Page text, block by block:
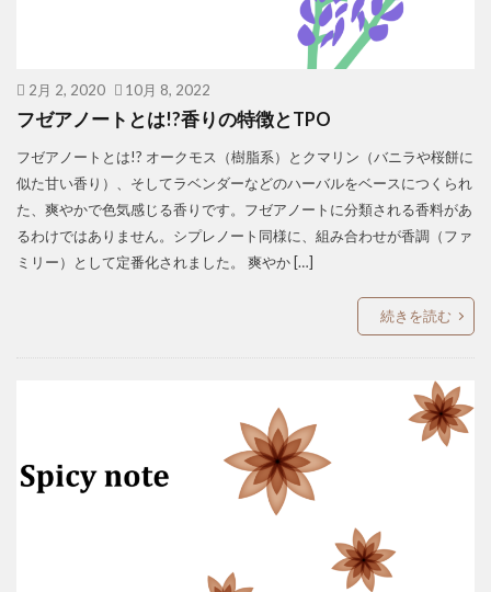
2月 2, 2020 10月 8, 2022
フゼアノートとは!?香りの特徴とTPO
フゼアノートとは!? オークモス（樹脂系）とクマリン（バニラや桜餅に
似た甘い香り）、そしてラベンダーなどのハーバルをベースにつくられ
た、爽やかで色気感じる香りです。フゼアノートに分類される香料があ
るわけではありません。シプレノート同様に、組み合わせが香調（ファ
ミリー）として定番化されました。 爽やか […]
続きを読む